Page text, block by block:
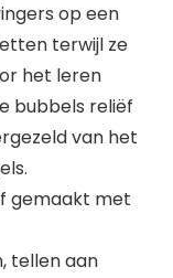
op een
terwijl ze
het leren
bubbels reliëf
van het
gemaakt met
tellen aan